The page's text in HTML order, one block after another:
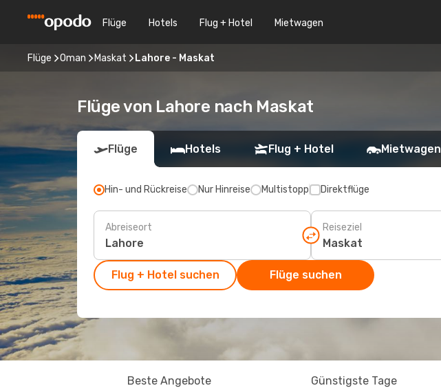
Flüge Hotels Flug + Hotel Mietwagen
Flüge Oman Maskat Lahore - Maskat
Flüge von Lahore nach Maskat
Flüge Hotels Flug + Hotel Mietwagen
Hin- und Rückreise Nur Hinreise Multistopp Direktflüge
Abreiseort Reiseziel
Flug + Hotel suchen Flüge suchen
Beste Angebote Günstigste Tage